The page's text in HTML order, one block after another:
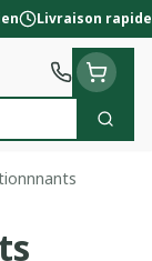
Livraison rapide